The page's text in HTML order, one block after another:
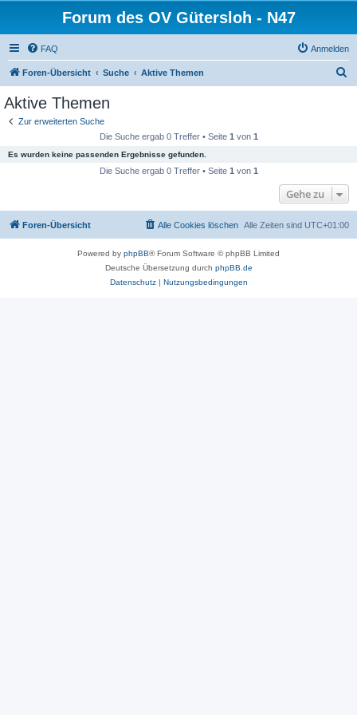
Forum des OV Gütersloh - N47
FAQ Anmelden
Foren-Übersicht Suche Aktive Themen
Aktive Themen
Zur erweiterten Suche
Die Suche ergab 0 Treffer • Seite 1 von 1
Es wurden keine passenden Ergebnisse gefunden.
Die Suche ergab 0 Treffer • Seite 1 von 1
Gehe zu
Foren-Übersicht Alle Zeiten sind UTC+01:00
Alle Cookies löschen
Powered by phpBB® Forum Software © phpBB Limited
Deutsche Übersetzung durch phpBB.de
Datenschutz| Nutzungsbedingungen